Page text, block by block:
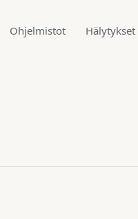
Ohjelmistot Hälytykset